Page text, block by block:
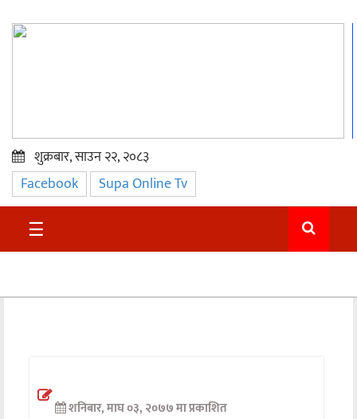
प्रमुख
समाचार
सुदुर
अन्तर्वार्ता
शुक्रबार, साउन २२, २०८३
Facebook Supa Online Tv
☰
शनिबार, माघ ०३, २०७७ मा प्रकाशित